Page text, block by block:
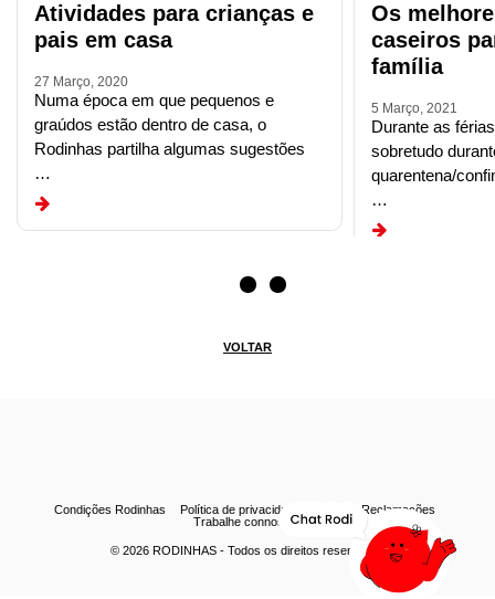
Atividades para crianças e
pais em casa
27 Março, 2020
Numa época em que pequenos e
graúdos estão dentro de casa, o
Rodinhas partilha algumas sugestões
…
Os
caseiros
família
5 Março, 2021
Durante as
sobretudo
quarentena/
…
VOLTAR
© 2026 RODINHAS - Todos os direitos reservados
Condições Rodinhas Política de privacidade
Livro de Reclamações
Trabalhe connosco